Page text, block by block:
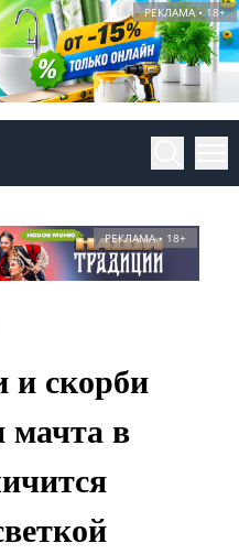
РЕКЛАМА • 18+
РЕКЛАМА • 18+
и скорби
мачта в